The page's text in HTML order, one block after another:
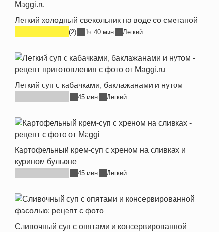
Легкий холодный свекольник на воде со сметаной
(2) 1ч 40 мин Легкий
Легкий суп с кабачками, баклажанами и нутом
45 мин Легкий
Картофельный крем-суп с хреном на сливках и
курином бульоне
45 мин Легкий
Сливочный суп с опятами и консервированной